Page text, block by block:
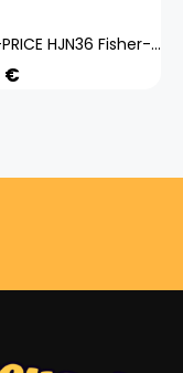
FISHER-PRICE HJN36 Fisher-Price Little People Schulbus Spielzeug mit Figuren, Lernspielzeug
€